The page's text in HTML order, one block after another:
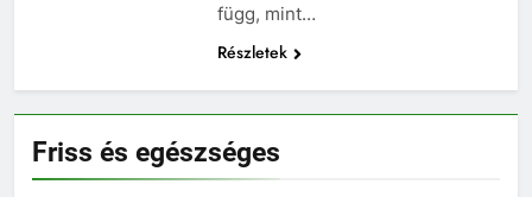
függ, mint…
Részletek
Friss és egészséges